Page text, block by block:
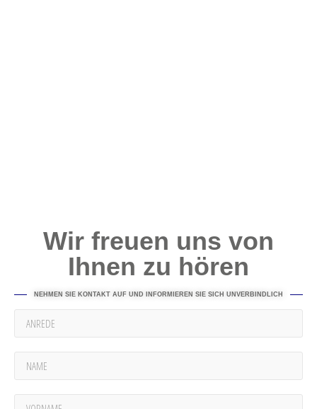
Wir freuen uns von
Ihnen zu hören
NEHMEN SIE KONTAKT AUF UND INFORMIEREN SIE SICH UNVERBINDLICH